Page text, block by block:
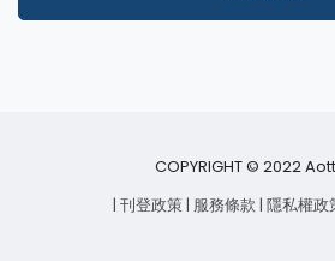
COPYRIGHT © 2022
| 刊登政策| 服務條款 | 隱私權政